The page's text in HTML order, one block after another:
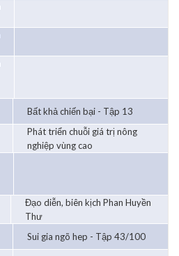
Bất khả chiến bại - Tập 13
Phát triển chuỗi giá trị nông
nghiệp vùng cao
Đạo diễn, biên kịch Phan Huyền
Thư
Sui gia ngõ hep - Tập 43/100